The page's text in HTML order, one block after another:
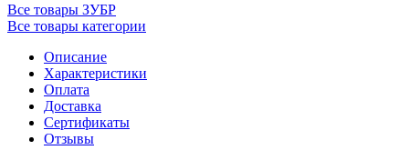
Все товары ЗУБР
Все товары категории
Описание
Характеристики
Оплата
Доставка
Сертификаты
Отзывы